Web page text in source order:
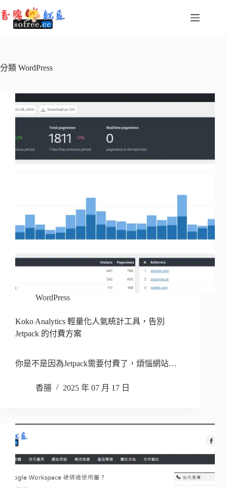
至
容
分類 WordPress
WordPress
Koko Analytics 輕量化人氣統計工具，告別
Jetpack 的付費方案
你是不是因為Jetpack需要付費了，煩惱網站…
香腸 2025 年 07 月 17 日